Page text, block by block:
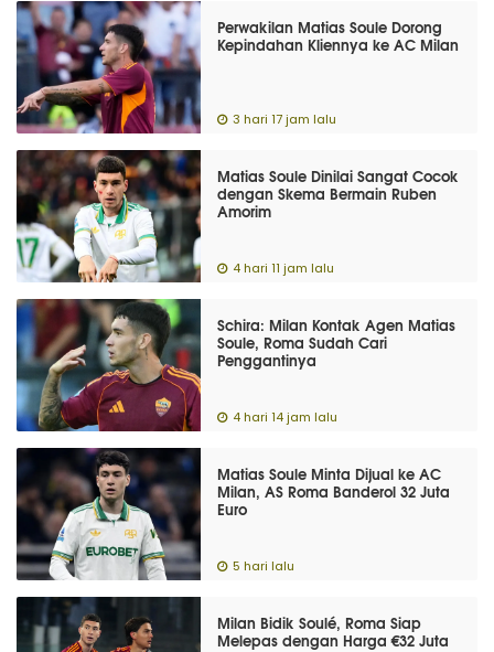
Perwakilan Matias Soule Dorong
Kepindahan Kliennya ke AC Milan
3 hari 17 jam lalu
Matias Soule Dinilai Sangat Cocok
dengan Skema Bermain Ruben
Amorim
4 hari 11 jam lalu
Schira: Milan Kontak Agen Matias
Soule, Roma Sudah Cari
Penggantinya
4 hari 14 jam lalu
Matias Soule Minta Dijual ke AC
Milan, AS Roma Banderol 32 Juta
Euro
5 hari lalu
Milan Bidik Soulé, Roma Siap
Melepas dengan Harga €32 Juta